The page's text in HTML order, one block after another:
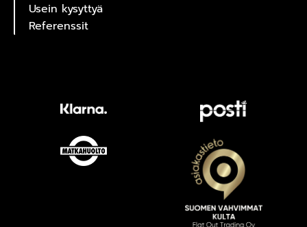
Usein kysyttyä
Referenssit